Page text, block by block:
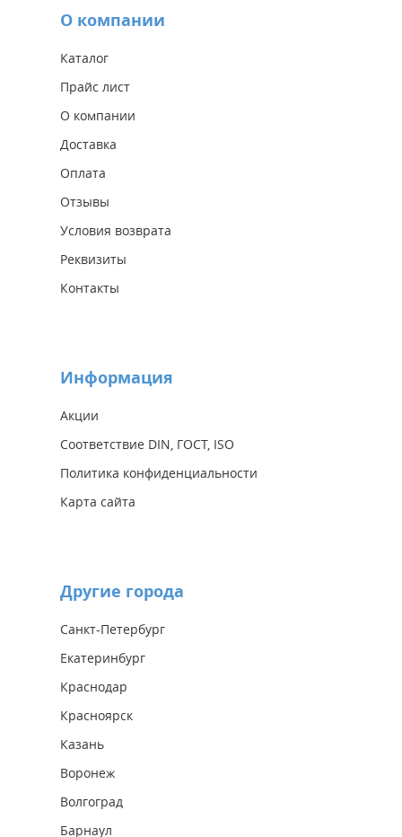
О компании
Каталог
Прайс лист
О компании
Доставка
Оплата
Отзывы
Условия возврата
Реквизиты
Контакты
Информация
Акции
Соответствие DIN, ГОСТ, ISO
Политика конфиденциальности
Карта сайта
Другие города
Санкт-Петербург
Екатеринбург
Краснодар
Красноярск
Казань
Воронеж
Волгоград
Барнаул